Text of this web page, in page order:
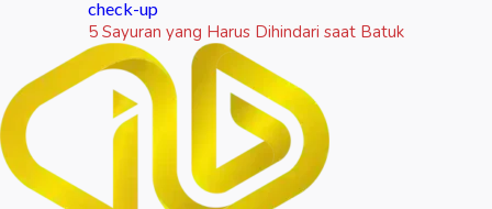
check-up
5 Sayuran yang Harus Dihindari saat Batuk